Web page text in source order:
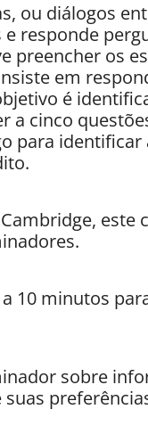
ou diálogos
responde
preencher os
em
é
a cinco
para
este
10 minutos
sobre